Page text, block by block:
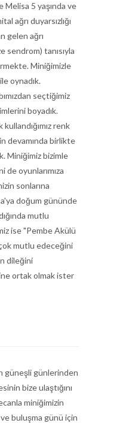
Melisa 5 yaşında ve
ağrı duyarsızlığı
gelen ağrı
sendrom) tanısıyla
Miniğimizle
oynadık.
seçtiğimiz
boyadık.
renk
devamında birlikte
Miniğimiz bizimle
oyunlarımıza
sonlarına
doğum gününde
mutlu
ise "Pembe Akülü
mutlu edeceğini
dileğini
ortak olmak ister
güneşli günlerinden
bize ulaştığını
miniğimizin
buluşma günü için